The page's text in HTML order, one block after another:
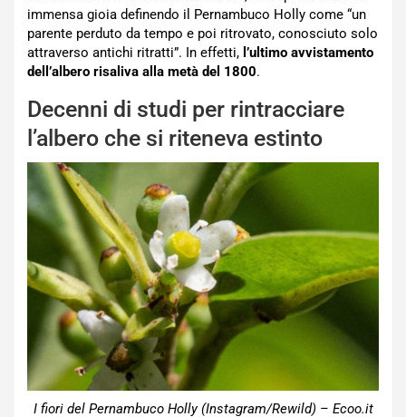
immensa gioia definendo il Pernambuco Holly come “un
parente perduto da tempo e poi ritrovato, conosciuto solo
attraverso antichi ritratti”. In effetti, l’ultimo avvistamento
dell’albero risaliva alla metà del 1800.
Decenni di studi per rintracciare
l’albero che si riteneva estinto
I fiori del Pernambuco Holly (Instagram/Rewild) – Ecoo.it